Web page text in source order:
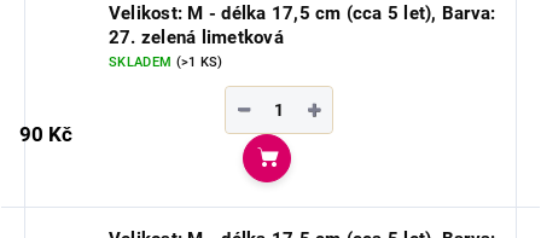
Velikost: M - délka 17,5 cm (cca 5 let), Barva:
27. zelená limetková
SKLADEM (>1 KS)
90 Kč
+
−
Do košíku